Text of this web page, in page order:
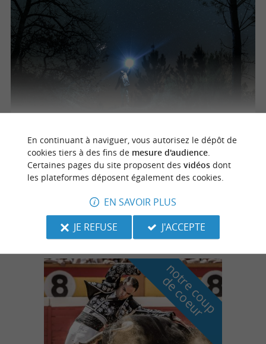
13/08/2026
Fêtes populaires
n
o
t
r
e
c
o
u
p
d
e
c
o
e
u
r
En continuant à naviguer, vous autorisez le dépôt de
cookies tiers à des fins de mesure d'audience.
Certaines pages du site proposent des vidéosdont
les plateformes déposent également des cookies.
EN SAVOIR PLUS
JE REFUSE
J'ACCEPTE